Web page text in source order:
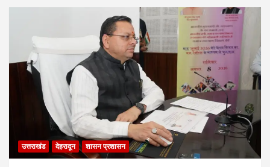
उत्तराखंड देहरादून शासन प्रशासन